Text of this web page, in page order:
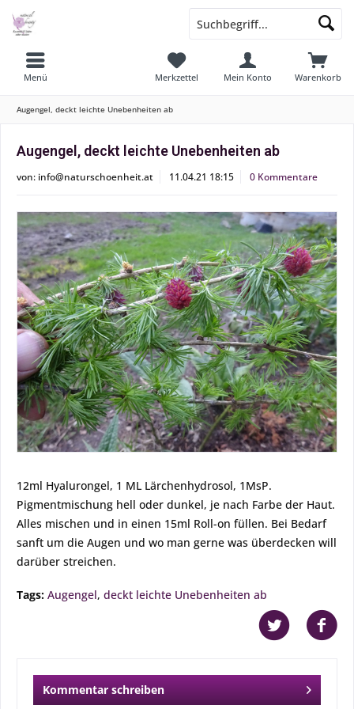
Menü Warenkorb
Merkzettel Mein Konto
Augengel, deckt leichte Unebenheiten ab
Augengel, deckt leichte Unebenheiten ab
von: info@naturschoenheit.at 11.04.21 18:15 0 Kommentare
12ml Hyalurongel, 1 ML Lärchenhydrosol, 1MsP.
Pigmentmischung hell oder dunkel, je nach Farbe der Haut.
Alles mischen und in einen 15ml Roll-on füllen. Bei Bedarf
sanft um die Augen und wo man gerne was überdecken will
darüber streichen.
Tags: Augengel, deckt leichte Unebenheiten ab
Kommentar schreiben